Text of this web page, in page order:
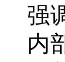
强
内